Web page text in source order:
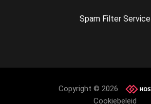
Spam Filter Service
Copyright © 2026
Cookiebeleid